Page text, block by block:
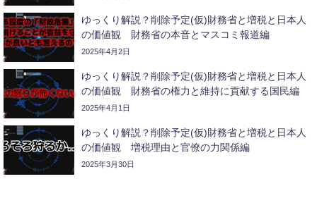
ゆっくり解説？削除予定(仮)財務省と増税と日本人
の価値観 財務省の本音とマスコミ報道編
2025年4月2日
ゆっくり解説？削除予定(仮)財務省と増税と日本人
の価値観 財務省の権力と維持に貢献する国民編
2025年4月1日
ゆっくり解説？削除予定(仮)財務省と増税と日本人
の価値観 増税理由と官僚の力関係編
2025年3月30日